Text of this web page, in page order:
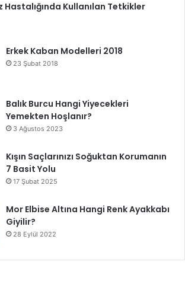
Kullanılan Tetkikler
Erkek Kaban Modelleri 2018
23 Şubat 2018
Balık Burcu Hangi Yiyecekleri
Yemekten Hoşlanır?
3 Ağustos 2023
Kışın Saçlarınızı Soğuktan Korumanın
7 Basit Yolu
17 Şubat 2025
Mor Elbise Altına Hangi Renk Ayakkabı
Giyilir?
28 Eylül 2022